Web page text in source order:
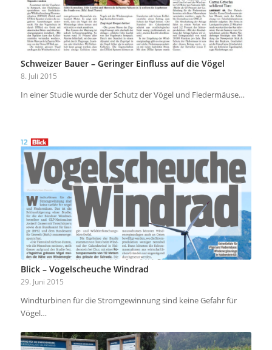
Schweizer Bauer – Geringer Einfluss auf die Vögel
8. Juli 2015
In einer Studie wurde der Schutz der Vögel und Fledermäuse…
Blick – Vogelscheuche Windrad
29. Juni 2015
Windturbinen für die Stromgewinnung sind keine Gefahr für
Vögel…